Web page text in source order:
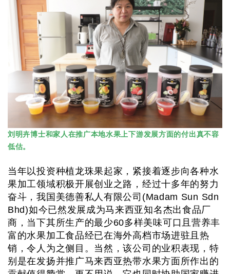
刘明卉博士和家人在推广本地水果上下游发展方面的付出真不容
低估。
当年以投资种植龙珠果起家，紧接着逐步向各种水
果加工领域积极开展创业之路，经过十多年的努力
奋斗，我国美德善私人有限公司(Madam Sun Sdn
Bhd)如今已然发展成为马来西亚知名杰出食品厂
商，当下其所生产的最少60多样美味可口且营养丰
富的水果加工食品经已在海外高档市场进驻且热
销，令人为之侧目。当然，该公司的业积表现，特
别是在发扬并推广马来西亚热带水果方面所作出的